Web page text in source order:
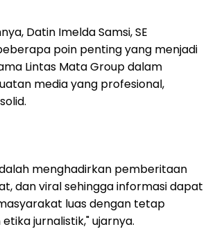
Datin Imelda Samsi, SE
poin penting yang menjadi
Lintas Mata Group dalam
media yang profesional,
menghadirkan pemberitaan
dan viral sehingga informasi dapat
luas dengan tetap
jurnalistik," ujarnya.